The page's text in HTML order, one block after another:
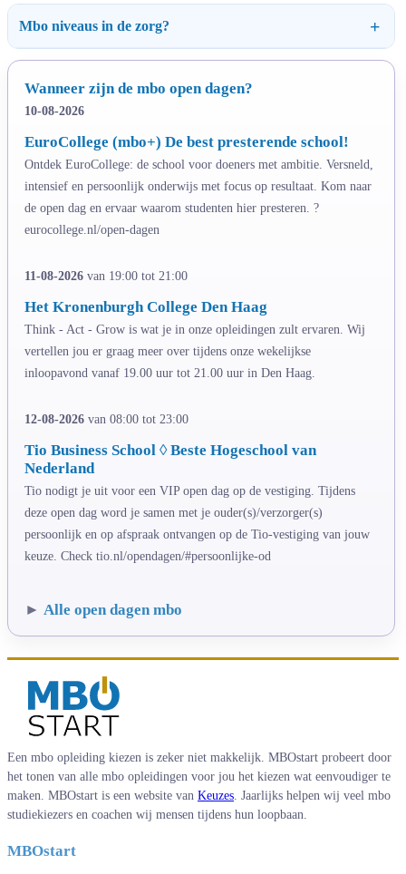
Mbo niveaus in de zorg?
Wanneer zijn de mbo open dagen?
10-08-2026
EuroCollege (mbo+) De best presterende school!
Ontdek EuroCollege: de school voor doeners met ambitie. Versneld,
intensief en persoonlijk onderwijs met focus op resultaat. Kom naar
de open dag en ervaar waarom studenten hier presteren. ?
eurocollege.nl/open-dagen
11-08-2026 van 19:00 tot 21:00
Het Kronenburgh College Den Haag
Think - Act - Grow is wat je in onze opleidingen zult ervaren. Wij
vertellen jou er graag meer over tijdens onze wekelijkse
inloopavond vanaf 19.00 uur tot 21.00 uur in Den Haag.
12-08-2026 van 08:00 tot 23:00
Tio Business School ◊ Beste Hogeschool van
Nederland
Tio nodigt je uit voor een VIP open dag op de vestiging. Tijdens
deze open dag word je samen met je ouder(s)/verzorger(s)
persoonlijk en op afspraak ontvangen op de Tio-vestiging van jouw
keuze. Check tio.nl/opendagen/#persoonlijke-od
► Alle open dagen mbo
Een mbo opleiding kiezen is zeker niet makkelijk. MBOstart probeert door
het tonen van alle mbo opleidingen voor jou het kiezen wat eenvoudiger te
maken. MBOstart is een website van Keuzes . Jaarlijks helpen wij veel mbo
studiekiezers en coachen wij mensen tijdens hun loopbaan.
MBOstart